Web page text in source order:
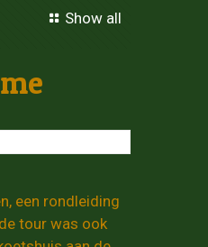
Show all
een rondleiding
tour was ook